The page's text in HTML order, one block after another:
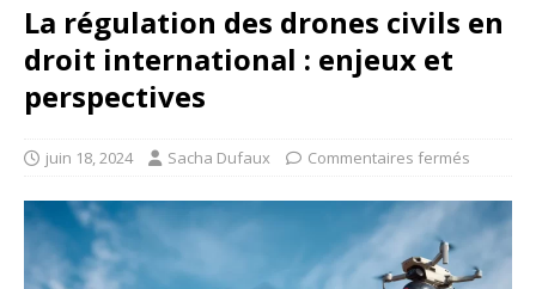
La régulation des drones civils en
droit international : enjeux et
perspectives
juin 18, 2024 Sacha Dufaux Commentaires fermés